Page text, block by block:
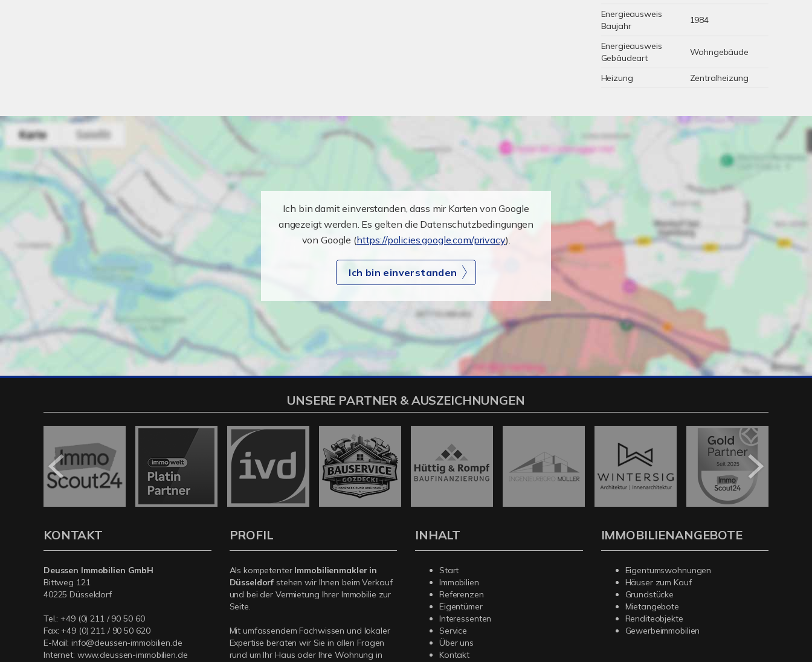
Energieausweis
Baujahr
1984
Energieausweis
Gebäudeart
Wohngebäude
Heizung Zentralheizung
Ich bin damit einverstanden, dass mir Karten von Google
angezeigt werden. Es gelten die Datenschutzbedingungen
von Google (https://policies.google.com/privacy).
Ich bin einverstanden
UNSERE PARTNER & AUSZEICHNUNGEN
KONTAKT
Deussen Immobilien GmbH
Bittweg 121
40225 Düsseldorf
Tel.:+49 (0) 211 / 90 50 60
Fax: +49 (0) 211 / 90 50 620
E-Mail: info@deussen-immobilien.de
Internet: www.deussen-immobilien.de
PROFIL
Als kompetenter Immobilienmakler in
Düsseldorf stehen wir Ihnen beim Verkauf
und bei der Vermietung Ihrer Immobilie zur
Seite.
Mit umfassendem Fachwissen und lokaler
Expertise beraten wir Sie in allen Fragen
rund um Ihr Haus oder Ihre Wohnung in
INHALT
Start
Immobilien
Referenzen
Eigentümer
Interessenten
Service
Über uns
Kontakt
IMMOBILIENANGEBOTE
Eigentumswohnungen
Häuser zum Kauf
Grundstücke
Mietangebote
Renditeobjekte
Gewerbeimmobilien